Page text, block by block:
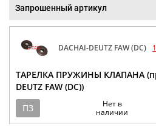
Запрошенный артикул
DACHAI-DEUTZ FAW (DC)
ТАРЕЛКА ПРУЖИНЫ КЛАПАНА
DEUTZ FAW (DC))
ПЗ
Нет в
наличии